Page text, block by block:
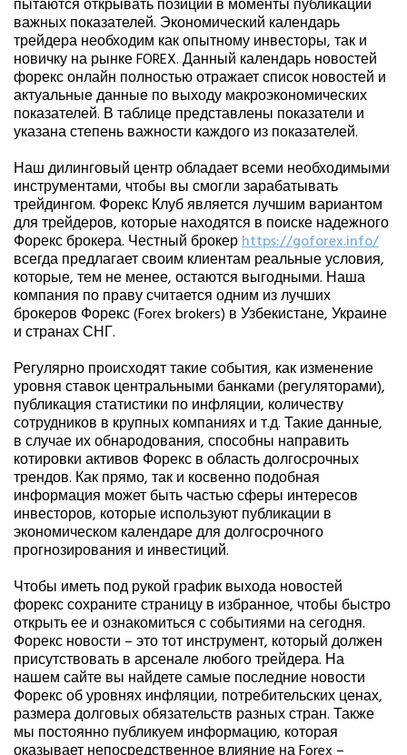
пытаются открывать позиции в моменты публикации
важных показателей. Экономический календарь
трейдера необходим как опытному инвесторы, так и
новичку на рынке FOREX. Данный календарь новостей
форекс онлайн полностью отражает список новостей и
актуальные данные по выходу макроэкономических
показателей. В таблице представлены показатели и
указана степень важности каждого из показателей.
Наш дилинговый центр обладает всеми необходимыми
инструментами, чтобы вы смогли зарабатывать
трейдингом. Форекс Клуб является лучшим вариантом
для трейдеров, которые находятся в поиске надежного
Форекс брокера. Честный брокерhttps://goforex.info/
всегда предлагает своим клиентам реальные условия,
которые, тем не менее, остаются выгодными. Наша
компания по праву считается одним из лучших
брокеров Форекс (Forex brokers) в Узбекистане, Украине
и странах СНГ.
Регулярно происходят такие события, как изменение
уровня ставок центральными банками (регуляторами),
публикация статистики по инфляции, количеству
сотрудников в крупных компаниях и т.д. Такие данные,
в случае их обнародования, способны направить
котировки активов Форекс в область долгосрочных
трендов. Как прямо, так и косвенно подобная
информация может быть частью сферы интересов
инвесторов, которые используют публикации в
экономическом календаре для долгосрочного
прогнозирования и инвестиций.
Чтобы иметь под рукой график выхода новостей
форекс сохраните страницу в избранное, чтобы быстро
открыть ее и ознакомиться с событиями на сегодня.
Форекс новости – это тот инструмент, который должен
присутствовать в арсенале любого трейдера. На
нашем сайте вы найдете самые последние новости
Форекс об уровнях инфляции, потребительских ценах,
размера долговых обязательств разных стран. Также
мы постоянно публикуем информацию, которая